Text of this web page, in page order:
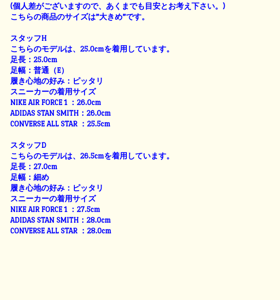
(個人差がございますので、あくまでも目安とお考え下さい。)
こちらの商品のサイズは”大きめ”です。
スタッフH
こちらのモデルは、25.0cmを着用しています。
足長：25.0cm
足幅：普通（E）
履き心地の好み：ピッタリ
スニーカーの着用サイズ
NIKE AIR FORCE 1 ：26.0cm
ADIDAS STAN SMITH：26.0cm
CONVERSE ALL STAR ：25.5cm
スタッフD
こちらのモデルは、26.5cmを着用しています。
足長：27.0cm
足幅：細め
履き心地の好み：ピッタリ
スニーカーの着用サイズ
NIKE AIR FORCE 1 ：27.5cm
ADIDAS STAN SMITH：28.0cm
CONVERSE ALL STAR ：28.0cm